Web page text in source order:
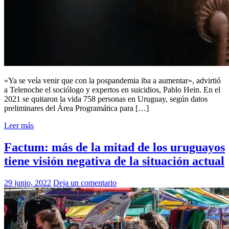
«Ya se veía venir que con la pospandemia iba a aumentar», advirtió
a Telenoche el sociólogo y expertos en suicidios, Pablo Hein. En el
2021 se quitaron la vida 758 personas en Uruguay, según datos
preliminares del Área Programática para […]
Leer más
Factum: más de la mitad de los uruguayos
tiene visión negativa de la situación actual
29 junio, 2022 Deja un comentario